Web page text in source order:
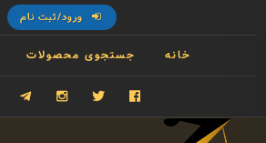
ورود/ثبت نام
خانه جستجوی محصولات
فیسبوک توییتر اینستاگرام